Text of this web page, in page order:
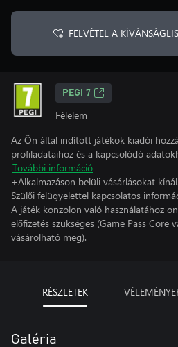
FELVÉTEL A
PEGI 7
Félelem
Az Ön által indított játékok kiadói
profiladataihoz és a kapcsolódó
További információ
+Alkalmazáson belüli vásárlásokat kínál.
Szülői felügyelettel kapcsolatos
A játék konzolon való használatához
előfizetés szükséges (Game Pass Core
vásárolható meg).
RÉSZLETEK
Galéria